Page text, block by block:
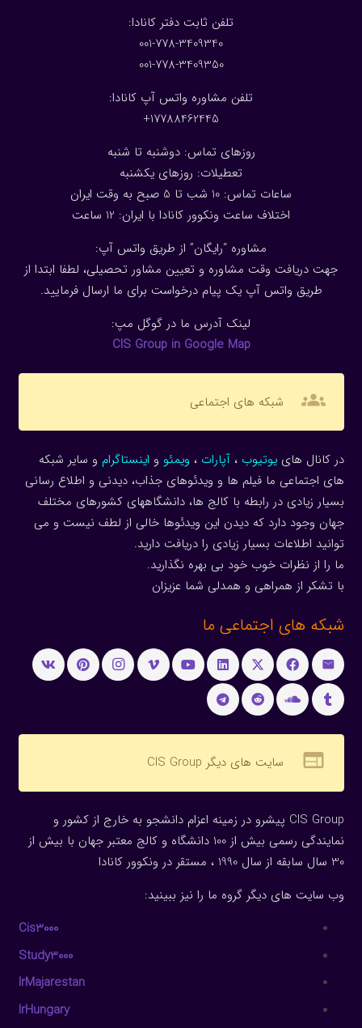
:تلفن ثابت دفتر کانادا
001-778-3409340
001-778-3409350
تلفن مشاوره واتس آپ کانادا:
17788462445+
روزهای تماس: دوشنبه تا شنبه
تعطیلات: روزهای یکشنبه
ساعات تماس: 10 شب تا 5 صبح به وقت ایران
اختلاف ساعت ونکوور کانادا با ایران: 1 2 ساعت
مشاوره “رایگان” از طریق واتس آپ:
جهت دریافت وقت مشاوره و تعیین مشاور تحصیلی، لطفا ابتدا از
طریق واتس آپ یک پیام درخواست برای ما ارسال فرمایید.
لینک آدرس ما در گوگل مپ:
CIS Group in Google Map
groups شبکه های اجتماعی
در کانال هاییوتیوب ، آپارات ، ویمئو و اینستاگرام و سایر شبکه
های اجتماعی ما فیلم ها و ویدئوهای جذاب، دیدنی و اطلاع رسانی
بسیار زیادی در رابطه با کالج ها، دانشگاههای کشورهای مختلف
جهان وجود دارد که دیدن این ویدئوها خالی از لطف نیست و می
توانید اطلاعات بسیار زیادی را دریافت دارید.
ما را از نظرات خوب خود بی بهره نگذارید.
با تشکر از همراهی و همدلی شما عزیزان
شبکه های اجتماعی ما
web سایت های دیگر CIS Group
CIS Group پیشرو در زمینه اعزام دانشجو به خارج از کشور و
نمایندگی رسمی بیش از 100 دانشگاه و کالج معتبر جهان با بیش از
30 سال سابقه از سال 1990 ، مستقر در ونکوور کانادا
وب سایت های دیگر گروه ما را نیز ببینید:
Cis3000
Study3000
IrMajarestan
IrHungary